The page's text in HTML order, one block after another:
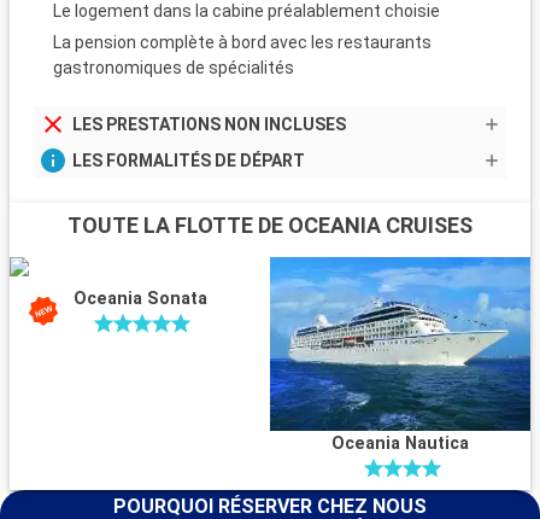
Le logement dans la cabine préalablement choisie
La pension complète à bord avec les restaurants
gastronomiques de spécialités
LES PRESTATIONS NON INCLUSES
LES FORMALITÉS DE DÉPART
TOUTE LA FLOTTE DE OCEANIA CRUISES
Oceania Sonata
Oceania Nautica
POURQUOI RÉSERVER CHEZ NOUS